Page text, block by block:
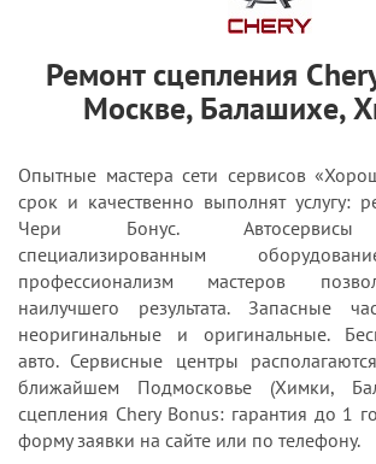
Ремонт сцепления
Москве, Балашихе,
Опытные мастера сети сервисов
срок и качественно выполнят услугу:
Чери Бонус. Автосервисы
специализированным
профессионализм мастеров
наилучшего результата. Запасные
неоригинальные и оригинальные.
авто. Сервисные центры
ближайшем Подмосковье (Химки,
сцепления Chery Bonus: гарантия до 1
форму заявки на сайте или по телефону.